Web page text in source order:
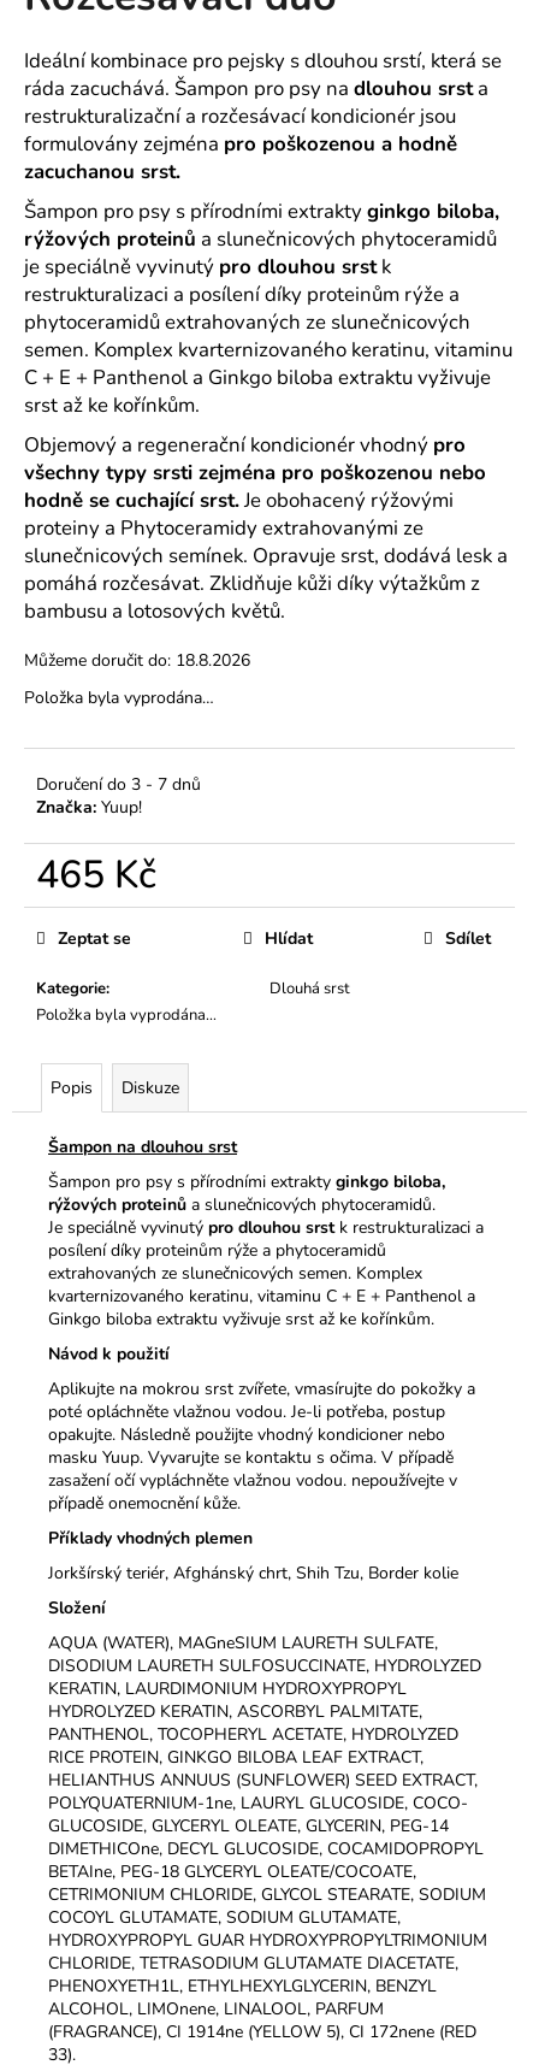
z
5
hvězdiček.
Ideální kombinace pro pejsky s dlouhou srstí, která se
ráda zacuchává. Šampon pro psy na dlouhou srsta
restrukturalizační a rozčesávací kondicionér jsou
formulovány zejména pro poškozenou a hodně
zacuchanou srst.
Šampon pro psy s přírodními extraktyginkgo biloba,
rýžových proteinů a slunečnicových phytoceramidů
je speciálně vyvinutý pro dlouhou srstk
restrukturalizaci a posílení díky proteinům rýže a
phytoceramidů extrahovaných ze slunečnicových
semen. Komplex kvarternizovaného keratinu, vitaminu
C + E + Panthenol a Ginkgo biloba extraktu vyživuje
srst až ke kořínkům.
Objemový a regenerační kondicionér vhodný pro
všechny typy srsti zejména pro poškozenou nebo
hodně se cuchající srst.Je obohacený rýžovými
proteiny a Phytoceramidy extrahovanými ze
slunečnicových semínek. Opravuje srst, dodává lesk a
pomáhá rozčesávat. Zklidňuje kůži díky výtažkům z
bambusu a lotosových květů.
Můžeme doručit do: 18.8.2026
Položka byla vyprodána…
Doručení do 3 - 7 dnů
Značka: Yuup!
465 Kč
Měrná
cena:
Kategorie:
Dlouhá srst
Položka byla vyprodána…
Zeptat se Hlídat Sdílet
Popis Diskuze
Šampon na dlouhou srst
Šampon pro psy s přírodními extrakty ginkgo biloba,
rýžových proteinů a slunečnicových phytoceramidů.
Je speciálně vyvinutý pro dlouhou srstk restrukturalizaci a
posílení díky proteinům rýže a phytoceramidů
extrahovaných ze slunečnicových semen. Komplex
kvarternizovaného keratinu, vitaminu C + E + Panthenol a
Ginkgo biloba extraktu vyživuje srst až ke kořínkům.
Návod k použití
Aplikujte na mokrou srst zvířete, vmasírujte do pokožky a
poté opláchněte vlažnou vodou. Je-li potřeba, postup
opakujte. Následně použijte vhodný kondicioner nebo
masku Yuup. Vyvarujte se kontaktu s očima. V případě
zasažení očí vypláchněte vlažnou vodou. nepoužívejte v
případě onemocnění kůže.
Příklady vhodných plemen
Jorkšírský teriér, Afghánský chrt, Shih Tzu, Border kolie
Složení
AQUA (WATER), MAGneSIUM LAURETH SULFATE,
DISODIUM LAURETH SULFOSUCCINATE, HYDROLYZED
KERATIN, LAURDIMONIUM HYDROXYPROPYL
HYDROLYZED KERATIN, ASCORBYL PALMITATE,
PANTHENOL, TOCOPHERYL ACETATE, HYDROLYZED
RICE PROTEIN, GINKGO BILOBA LEAF EXTRACT,
HELIANTHUS ANNUUS (SUNFLOWER) SEED EXTRACT,
POLYQUATERNIUM-1ne, LAURYL GLUCOSIDE, COCO-
GLUCOSIDE, GLYCERYL OLEATE, GLYCERIN, PEG-14
DIMETHICOne, DECYL GLUCOSIDE, COCAMIDOPROPYL
BETAIne, PEG-18 GLYCERYL OLEATE/COCOATE,
CETRIMONIUM CHLORIDE, GLYCOL STEARATE, SODIUM
COCOYL GLUTAMATE, SODIUM GLUTAMATE,
HYDROXYPROPYL GUAR HYDROXYPROPYLTRIMONIUM
CHLORIDE, TETRASODIUM GLUTAMATE DIACETATE,
PHENOXYETH1L, ETHYLHEXYLGLYCERIN, BENZYL
ALCOHOL, LIMOnene, LINALOOL, PARFUM
(FRAGRANCE), CI 1914ne (YELLOW 5), CI 172nene (RED
33).
j
í
t
?
HLEDAT
D
o
p
o
r
u
č
u
j
e
m
e
MINI
PSÍ
GROOMER
ZAČÁTEČNÍKY
VYBERTE
SI
TERMÍN
15
Kč